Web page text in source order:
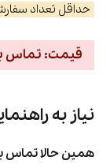
حداقل تعداد
قیمت: تماس
نیاز به
همین حالا تماس